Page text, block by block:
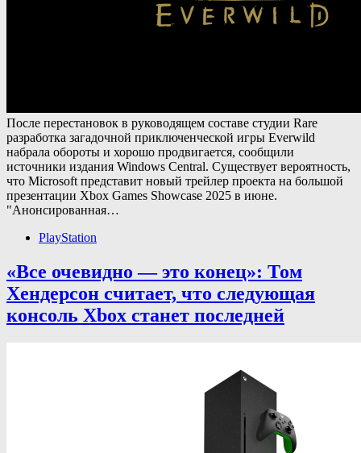
После перестановок в руководящем составе студии Rare
разработка загадочной приключенческой игры Everwild
набрала обороты и хорошо продвигается, сообщили
источники издания Windows Central. Существует вероятность,
что Microsoft представит новый трейлер проекта на большой
презентации Xbox Games Showcase 2025 в июне.
"Анонсированная…
PlayStation
«Все очевидно — это конец»: Том
Хендерсон считает, что следующая
консоль Xbox станет последней